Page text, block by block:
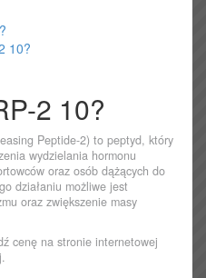
10?
2 10?
Peptide-2) to peptyd, który
wydzielania hormonu
oraz osób dążących do
działaniu możliwe jest
oraz zwiększenie masy
cenę na stronie internetowej